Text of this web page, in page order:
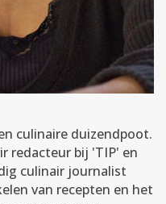
culinaire duizendpoot.
redacteur bij 'TIP' en
culinair journalist
van recepten en het